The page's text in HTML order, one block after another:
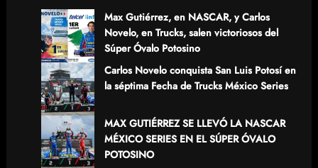
Max Gutiérrez, en NASCAR, y Carlos
Novelo, en Trucks, salen victoriosos del
Súper Óvalo Potosino
Carlos Novelo conquista San Luis Potosí en
la séptima Fecha de Trucks México Series
MAX GUTIÉRREZ SE LLEVÓ LA NASCAR
MÉXICO SERIES EN EL SÚPER ÓVALO
POTOSINO